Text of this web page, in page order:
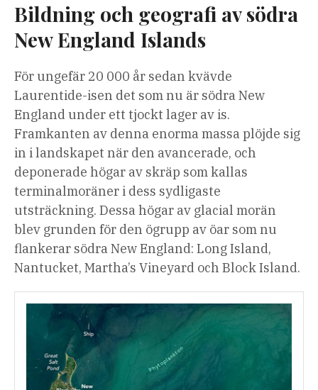
Bildning och geografi av södra
New England Islands
För ungefär 20 000 år sedan kvävde
Laurentide-isen det som nu är södra New
England under ett tjockt lager av is.
Framkanten av denna enorma massa plöjde sig
in i landskapet när den avancerade, och
deponerade högar av skräp som kallas
terminalmoräner i dess sydligaste
utsträckning. Dessa högar av glacial morän
blev grunden för den ögrupp av öar som nu
flankerar södra New England: Long Island,
Nantucket, Martha’s Vineyard och Block Island.